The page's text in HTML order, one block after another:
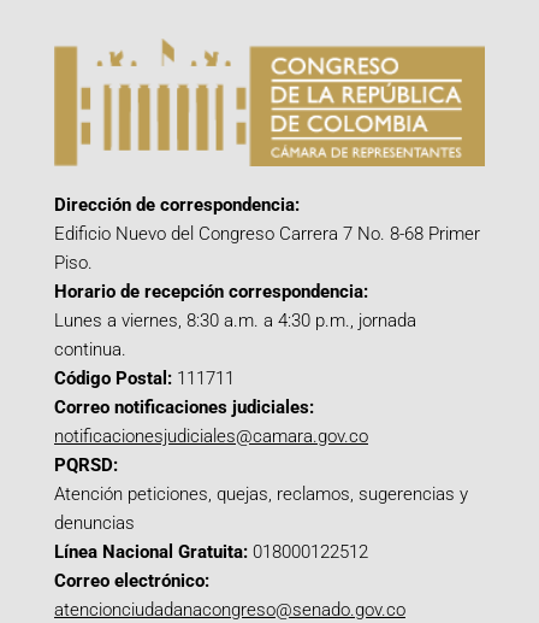
Dirección de correspondencia:
Edificio Nuevo del Congreso Carrera 7 No. 8-68 Primer
Piso.
Horario de recepción correspondencia:
Lunes a viernes, 8:30 a.m. a 4:30 p.m., jornada
continua.
Código Postal: 111711
Correo notificaciones judiciales:
notificacionesjudiciales@camara.gov.co
PQRSD:
Atención peticiones, quejas, reclamos, sugerencias y
denuncias
Línea Nacional Gratuita: 018000122512
Correo electrónico:
atencionciudadanacongreso@senado.gov.co